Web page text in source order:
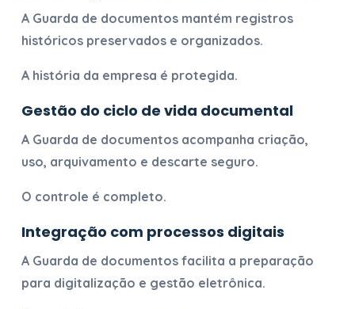
A Guarda de documentosmantém registros
históricos preservados e organizados.
A história da empresa é protegida.
Gestão do ciclo de vida documental
A Guarda de documentosacompanha criação,
uso, arquivamento e descarte seguro.
O controle é completo.
Integração com processos digitais
A Guarda de documentosfacilita a preparação
para digitalização e gestão eletrônica.